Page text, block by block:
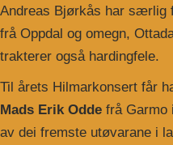
Andreas Bjørkås har særlig
frå Oppdal og omegn,
trakterer også hardingfele.
Til årets Hilmarkonsert får
Mads Erik Odde frå Garmo
av dei fremste utøvarane i